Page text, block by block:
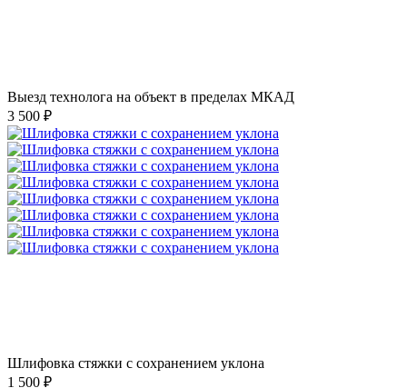
Выезд технолога на объект в пределах МКАД
3 500 ₽
Шлифовка стяжки с сохранением уклона
1 500 ₽